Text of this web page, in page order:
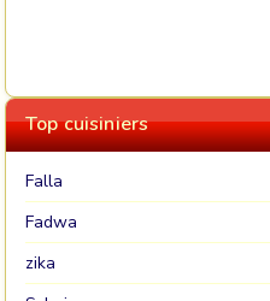
Top cuisiniers
Falla
Fadwa
zika